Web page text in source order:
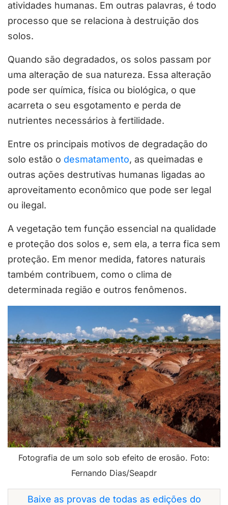
atividades humanas. Em outras palavras, é todo
processo que se relaciona à destruição dos
solos.
Quando são degradados, os solos passam por
uma alteração de sua natureza. Essa alteração
pode ser química, física ou biológica, o que
acarreta o seu esgotamento e perda de
nutrientes necessários à fertilidade.
Entre os principais motivos de degradação do
solo estão o desmatamento, as queimadas e
outras ações destrutivas humanas ligadas ao
aproveitamento econômico que pode ser legal
ou ilegal.
A vegetação tem função essencial na qualidade
e proteção dos solos e, sem ela, a terra fica sem
proteção. Em menor medida, fatores naturais
também contribuem, como o clima de
determinada região e outros fenômenos.
Fotografia de um solo sob efeito de erosão. Foto:
Fernando Dias/Seapdr
Baixe as provas de todas as edições do